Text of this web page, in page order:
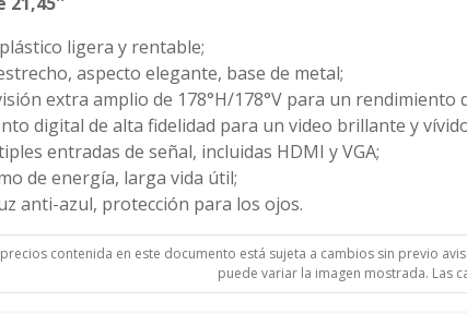
ligera y rentable;
aspecto elegante, base de metal;
extra amplio de 178°H/178°V para un rendimiento
digital de alta fidelidad para un video brillante y
entradas de señal, incluidas HDMI y VGA;
de energía, larga vida útil;
anti-azul, protección para los ojos.
contenida en este documento está sujeta a cambios sin previo
puede variar la imagen mostrada. Las